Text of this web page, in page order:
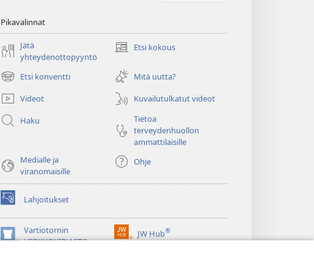
Pikavalinnat
Jätä
yhteydenottopyyntö
Etsi kokous
(avaa
ikkunan)
Etsi konventti
(avaa
uuden
ikkunan)
Mitä uutta?
Videot
Kuvailutulkatut videot
Haku
Tietoa
terveydenhuollon
ammattilaisille
Medialle ja
viranomaisille
Ohje
Lahjoitukset
(avaa
uuden
ikkunan)Vartiotornin
VERKKOKIRJASTO
(avaa
JW Hub®
(avaa